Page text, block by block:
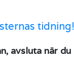
tidning!
avsluta när du